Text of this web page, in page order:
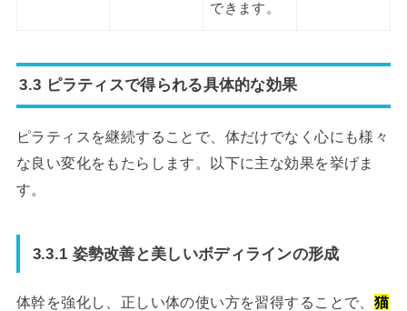
できます。
3.3 ピラティスで得られる具体的な効果
ピラティスを継続することで、体だけでなく心にも様々
な良い変化をもたらします。以下に主な効果を挙げま
す。
3.3.1 姿勢改善と美しいボディラインの形成
体幹を強化し、正しい体の使い方を習得することで、 猫